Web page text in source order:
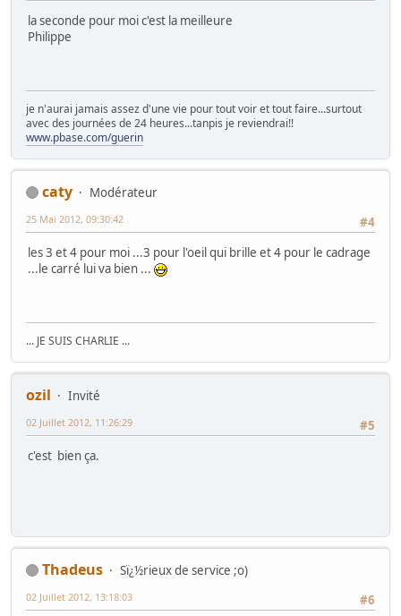
la seconde pour moi c'est la meilleure
Philippe
je n'aurai jamais assez d'une vie pour tout voir et tout faire...surtout
avec des journées de 24 heures...tanpis je reviendrai!!
www.pbase.com/guerin
caty
Modérateur
#4
25 Mai 2012, 09:30:42
les 3 et 4 pour moi ...3 pour l'oeil qui brille et 4 pour le cadrage
...le carré lui va bien ...
... JE SUIS CHARLIE ...
ozil
Invité
#5
02 Juillet 2012, 11:26:29
c'est bien ça.
Thadeus
Sï¿½rieux de service ;o)
#6
02 Juillet 2012, 13:18:03